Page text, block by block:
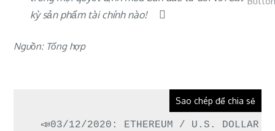
kỳ sản phẩm tài chính nào!
Nguồn: Tổng hợp
Sao chép để chia sẻ
📣03/12/2020: ETHEREUM / U.S. DOLLAR